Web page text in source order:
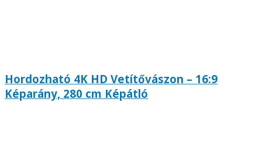
Hordozható 4K HD Vetítővászon – 16:9
Képarány, 280 cm Képátló